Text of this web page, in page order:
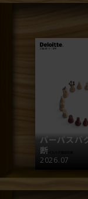
パーパスバ
断
2026.07